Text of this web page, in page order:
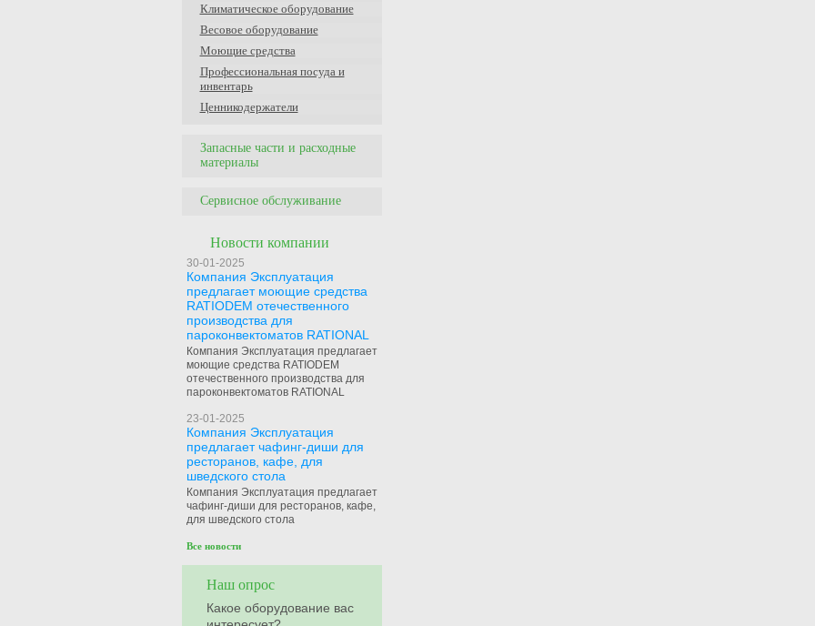
Климатическое оборудование
Весовое оборудование
Моющие средства
Профессиональная посуда и
инвентарь
Ценникодержатели
Запасные части и расходные
материалы
Сервисное обслуживание
Новости компании
30-01-2025
Компания Эксплуатация
предлагает моющие средства
RATIODEM отечественного
производства для
пароконвектоматов RATIONAL
Компания Эксплуатация предлагает
моющие средства RATIODEM
отечественного производства для
пароконвектоматов RATIONAL
23-01-2025
Компания Эксплуатация
предлагает чафинг-диши для
ресторанов, кафе, для
шведского стола
Компания Эксплуатация предлагает
чафинг-диши для ресторанов, кафе,
для шведского стола
Все новости
Наш опрос
Какое оборудование вас